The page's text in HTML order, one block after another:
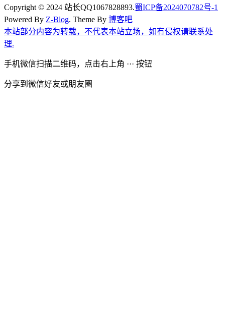
Copyright © 2024 站长QQ1067828893.蜀ICP备2024070782号-1
Powered By Z-Blog. Theme By 博客吧
本站部分内容为转载，不代表本站立场，如有侵权请联系处
理.
手机微信扫描二维码，点击右上角 ··· 按钮
分享到微信好友或朋友圈